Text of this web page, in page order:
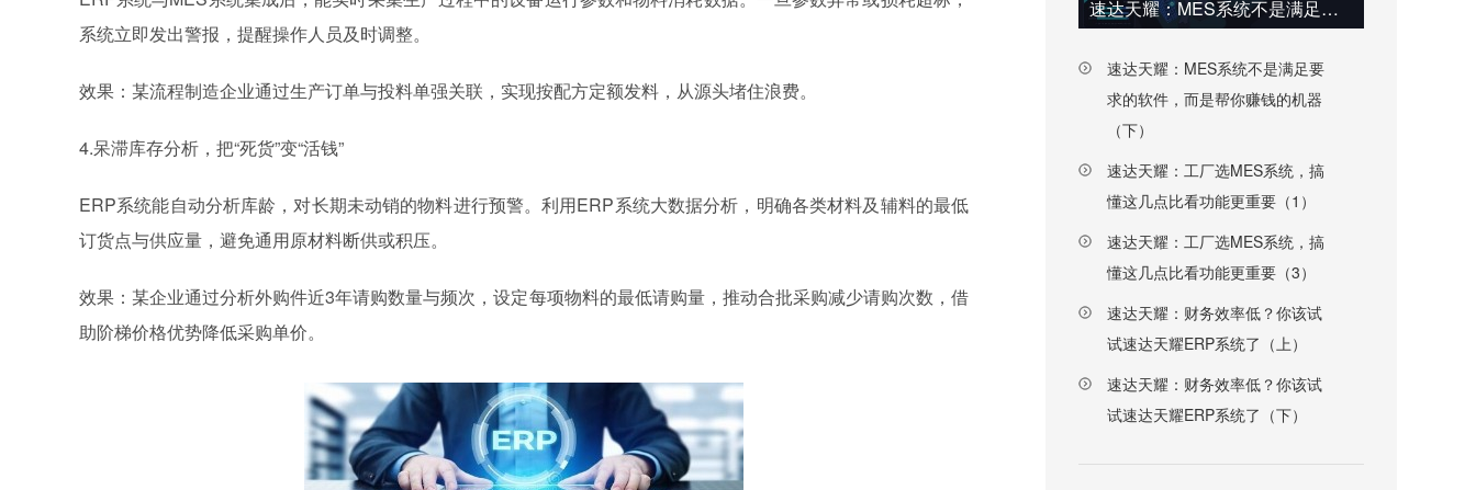
系统立即发出警报，提醒操作人员及时调整。
效果：某流程制造企业通过生产订单与投料单强关联，实现按配方定额发料，从源头堵住浪费。
4.呆滞库存分析，把“死货”变“活钱”
ERP系统能自动分析库龄，对长期未动销的物料进行预警。利用ERP系统大数据分析，明确各类材料及辅料的最低
订货点与供应量，避免通用原材料断供或积压。
效果：某企业通过分析外购件近3年请购数量与频次，设定每项物料的最低请购量，推动合批采购减少请购次数，借
助阶梯价格优势降低采购单价。
速达天耀：MES系统不是满足要求的软件，而是帮你赚钱的机器（上）
速达天耀：MES系统不是满足要
求的软件，而是帮你赚钱的机器
（下）
速达天耀：工厂选MES系统，搞
懂这几点比看功能更重要（1）
速达天耀：工厂选MES系统，搞
懂这几点比看功能更重要（3）
速达天耀：财务效率低？你该试
试速达天耀ERP系统了（上）
速达天耀：财务效率低？你该试
试速达天耀ERP系统了（下）